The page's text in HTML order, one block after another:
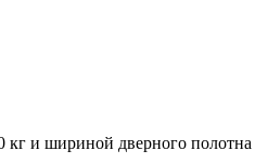
и шириной дверного